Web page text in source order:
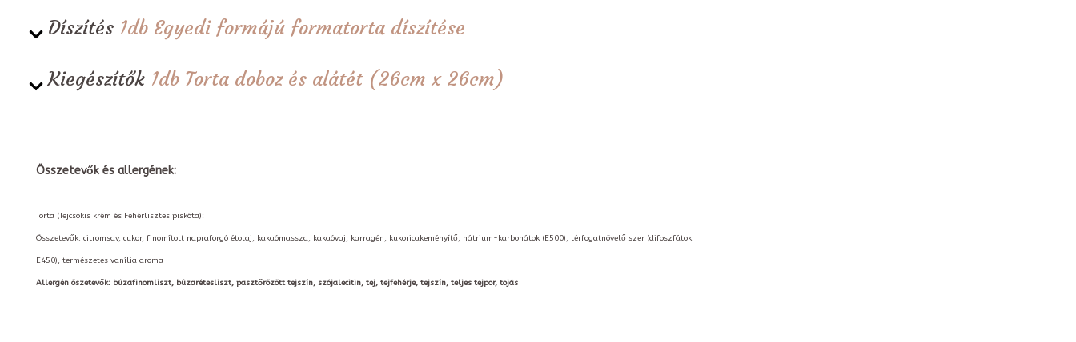
Díszítés 1db Egyedi formájú formatorta díszítése
Kiegészítők 1db Torta doboz és alátét (26cm x 26cm)
Összetevők és allergének:
Torta (Tejcsokis krém és Fehérlisztes piskóta):
Összetevők: citromsav, cukor, finomított napraforgó étolaj, kakaómassza, kakaóvaj, karragén, kukoricakeményítő, nátrium-karbonátok (E500), térfogatnövelő szer (difoszfátok
E450), természetes vanília aroma
Allergén öszetevők: búzafinomliszt, búzarétesliszt, pasztőrözött tejszín, szójalecitin, tej, tejfehérje, tejszín, teljes tejpor, tojás